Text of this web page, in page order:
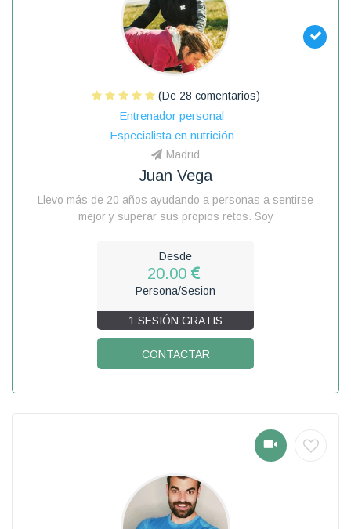
(De 28 comentarios)
Entrenador personal
Especialista en nutrición
Madrid
Juan Vega
Llevo más de 20 años ayudando a personas a sentirse
mejor y superar sus propios retos. Soy
Desde
20.00
Persona/Sesion
1 SESIÓN GRATIS
CONTACTAR